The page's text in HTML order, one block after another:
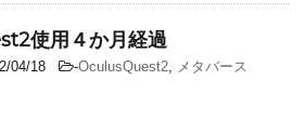
使用４か月経過
04/18 -OculusQuest2, メタバース